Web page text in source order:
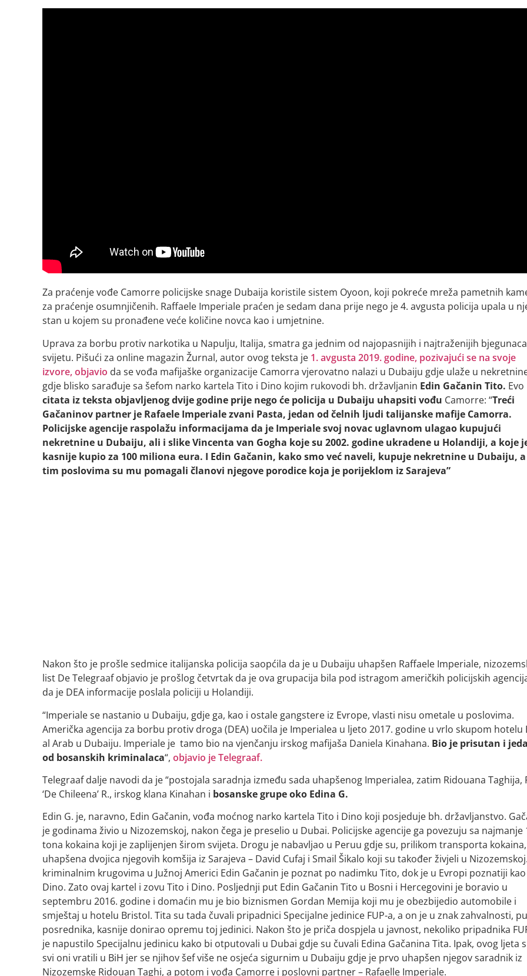
Za praćenje vođe Camorre policijske snage Dubaija koristile sistem Oyoon, koji pokreće mreža pametnih
za praćenje osumnjičenih. Raffaele Imperiale praćen je sedam dana prije nego je 4. avgusta policija upala u
stan u kojem su pronađene veće količine novca kao i umjetnine.
Uprava za borbu protiv narkotika u Napulju, Italija, smatra ga jednim od najopasnijih i najtraženijih
svijetu. Pišući za online magazin Žurnal, autor ovog teksta je 1. avgusta 2019. godine, pozivajući se na svoje
izvore, objavio da se vođa mafijaške organizacije Camorra vjerovatno nalazi u Dubaiju gdje ulaže u
gdje blisko sarađuje sa šefom narko kartela Tito i Dino kojim rukovodi bh. državljanin Edin Gačanin Tito. Evo
citata iz teksta objavljenog dvije godine prije nego će policija u Dubaiju uhapsiti vođu Camorre: “Treći
Gačaninov partner je Rafaele Imperiale zvani Pasta, jedan od čelnih ljudi talijanske mafije Camorra.
Policijske agencije raspolažu informacijama da je Imperiale svoj novac uglavnom ulagao kupujući
nekretnine u Dubaiju, ali i slike Vincenta van Gogha koje su 2002. godine ukradene u Holandiji, a koje
kasnije kupio za 100 miliona eura. I Edin Gačanin, kako smo već naveli, kupuje nekretnine u Dubaiju,
tim poslovima su mu pomagali članovi njegove porodice koja je porijeklom iz Sarajeva”
Nakon što je prošle sedmice italijanska policija saopćila da je u Dubaiju uhapšen Raffaele Imperiale,
list De Telegraaf objavio je prošlog četvrtak da je ova grupacija bila pod istragom američkih policijskih
da je DEA informacije poslala policiji u Holandiji.
“Imperiale se nastanio u Dubaiju, gdje ga, kao i ostale gangstere iz Evrope, vlasti nisu ometale u poslovima.
Američka agencija za borbu protiv droga (DEA) uočila je Imperialea u ljeto 2017. godine u vrlo skupom hotelu
al Arab u Dubaiju. Imperiale je tamo bio na vjenčanju irskog mafijaša Daniela Kinahana. Bio je prisutan i
od bosanskih kriminalaca“, objavio je Telegraaf.
Telegraaf dalje navodi da je “postojala saradnja između sada uhapšenog Imperialea, zatim Ridouana Taghija,
‘De Chileena’ R., irskog klana Kinahan i bosanske grupe oko Edina G.
Edin G. je, naravno, Edin Gačanin, vođa moćnog narko kartela Tito i Dino koji posjeduje bh. državljanstvo.
je godinama živio u Nizozemskoj, nakon čega je preselio u Dubai. Policijske agencije ga povezuju sa najmanje
tona kokaina koji je zaplijenjen širom svijeta. Drogu je nabavljao u Peruu gdje su, prilikom transporta kokaina,
uhapšena dvojica njegovih komšija iz Sarajeva – David Cufaj i Smail Šikalo koji su također živjeli u
kriminalnim krugovima u Južnoj Americi Edin Gačanin je poznat po nadimku Tito, dok je u Evropi poznatiji kao
Dino. Zato ovaj kartel i zovu Tito i Dino. Posljednji put Edin Gačanin Tito u Bosni i Hercegovini je boravio u
septembru 2016. godine i domaćin mu je bio biznismen Gordan Memija koji mu je obezbijedio automobile i
smještaj u hotelu Bristol. Tita su tada čuvali pripadnici Specijalne jedinice FUP-a, a on je u znak zahvalnosti,
posrednika, kasnije donirao opremu toj jedinici. Nakon što je priča dospjela u javnost, nekoliko pripadnika
je napustilo Specijalnu jedinicu kako bi otputovali u Dubai gdje su čuvali Edina Gačanina Tita. Ipak, ovog ljeta
svi oni vratili u BiH jer se njihov šef više ne osjeća sigurnim u Dubaiju gdje je prvo uhapšen njegov saradnik iz
Nizozemske Ridouan Taghi, a potom i vođa Camorre i poslovni partner – Rafaelle Imperiale.